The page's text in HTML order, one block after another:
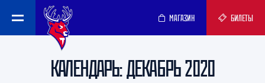
МАГАЗИН БИЛЕТЫ
КАЛЕНДАРЬ: ДЕКАБРЬ 2020